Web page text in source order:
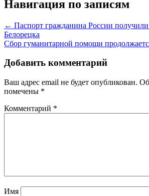
Навигация по записям
← Паспорт гражданина России
Белорецка
Сбор гуманитарной помощи
Добавить комментарий
Ваш адрес email не будет опубликован.
помечены *
Комментарий *
Имя